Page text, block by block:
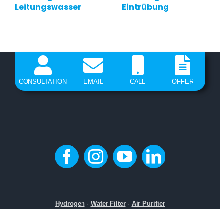
Leitungswasser
Eintrübung
CONSULTATION EMAIL CALL OFFER
Hydrogen· Water Filter· Air Purifier